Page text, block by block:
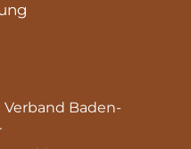
Baden-